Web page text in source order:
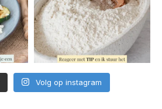
Volg op instagram